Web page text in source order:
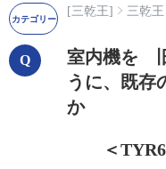
[三乾王] 三乾王
室内機を
うに、既存
か
＜